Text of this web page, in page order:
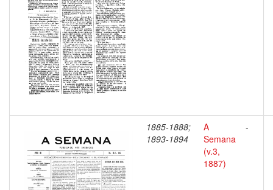
1885-1888;
1893-1894
A
Semana
(v.3,
1887)
-